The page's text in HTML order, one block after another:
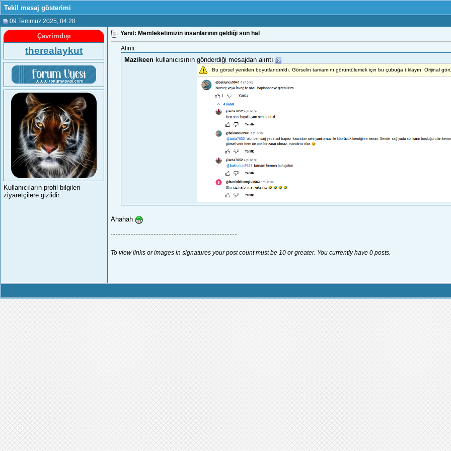
Tekil mesaj gösterimi
09 Temmuz 2025 , 04:28
Çevrimdışı
therealaykut
Kullanıcıların profil bilgileri
ziyaretçilere gizlidir.
Yanıt: Memleketimizin insanlarının geldiği son hal
Alıntı:
Mazikeen kullanıcısının gönderdiği mesajdan alıntı
Bu görsel yeniden boyutlandırıldı. Görselin tamamını görüntülemek için bu çubuğa tıklayın. Orijinal
Ahahah
To view links or images in signatures your post count must be 10 or greater. You currently have 0 posts.